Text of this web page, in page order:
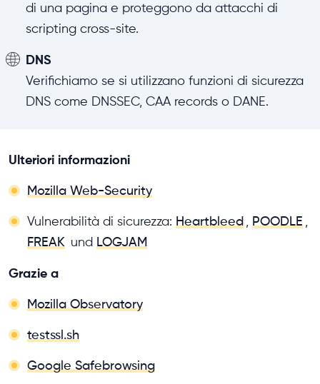
di una pagina e proteggono da attacchi di
scripting cross-site.
DNS
Verifichiamo se si utilizzano funzioni di sicurezza
DNS come DNSSEC, CAA records o DANE.
Ulteriori informazioni
Mozilla Web-Security
Vulnerabilità di sicurezza: Heartbleed , POODLE ,
FREAK und LOGJAM
Grazie a
Mozilla Observatory
testssl.sh
Google Safebrowsing